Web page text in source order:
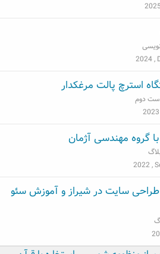
نویسی
2024 ,
استرچ پالت مرغکدار
دوم
گروه مهندسی آژمان
2022 ,
طراحی سایت در شیراز و آموزش سئو